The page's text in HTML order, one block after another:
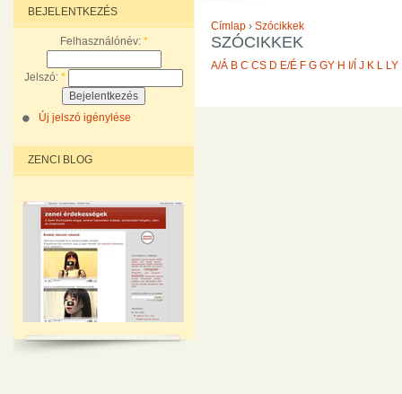
BEJELENTKEZÉS
Felhasználónév: *
Jelszó: *
Új jelszó igénylése
ZENCI BLOG
Címlap› Szócikkek
SZÓCIKKEK
A/Á B C CS D E/É F G GY H I/Í J K L LY